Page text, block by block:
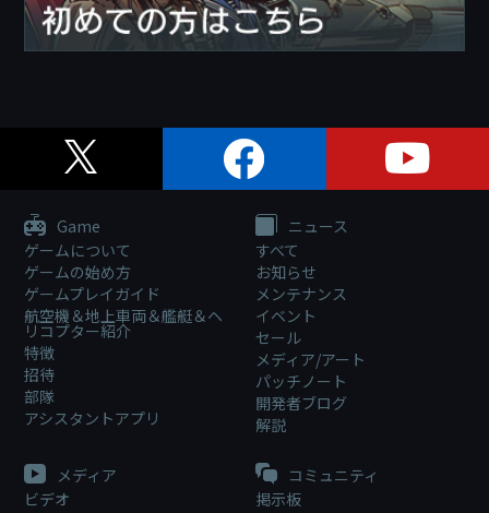
Game
ゲームについて
ゲームの始め方
ゲームプレイガイド
航空機＆地上車両＆艦艇＆ヘ
リコプター紹介
特徴
招待
部隊
アシスタントアプリ
ニュース
すべて
お知らせ
メンテナンス
イベント
セール
メディア/アート
パッチノート
開発者ブログ
解説
メディア
ビデオ
コミュニティ
掲示板